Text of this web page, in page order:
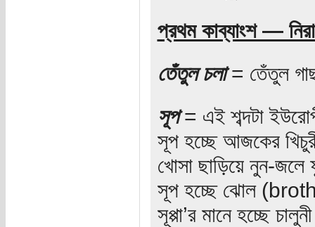
প্রথম কাব্যাংশ —
তেঁতুল চলা= তেঁতুল গাছ
সূপ= এই শব্দটা
সূপ হচ্ছে আজকের
খোসা ছাড়িয়ে নুন-জলে
সূপ হচ্ছে ঝোল (broth/
সূপ্পা’র মানে হচ্ছে